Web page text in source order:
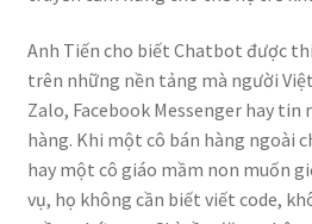
Anh Tiến cho biết Chatbot được
trên những nền tảng mà người
Zalo, Facebook Messenger hay
hàng. Khi một cô bán hàng ngoài
hay một cô giáo mầm non muốn
vụ, họ không cần biết viết code,